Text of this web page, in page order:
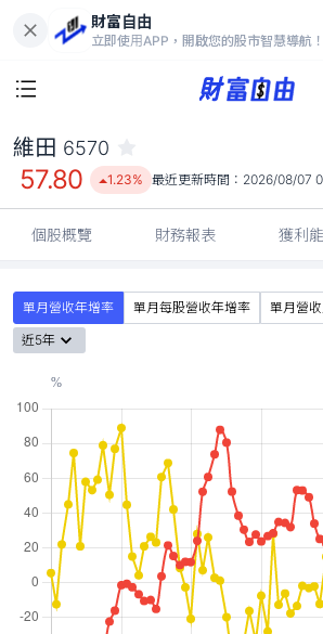
財富自由
立即使用APP，開啟您的股市智慧導航！
57.80
1.23%
維田 6570
57.80 1.23% 最近更新時間： 2026/08/07
個股概覽 財務報表 獲利
單月營收年增率 單月每股營收年增率
單月營
近5年